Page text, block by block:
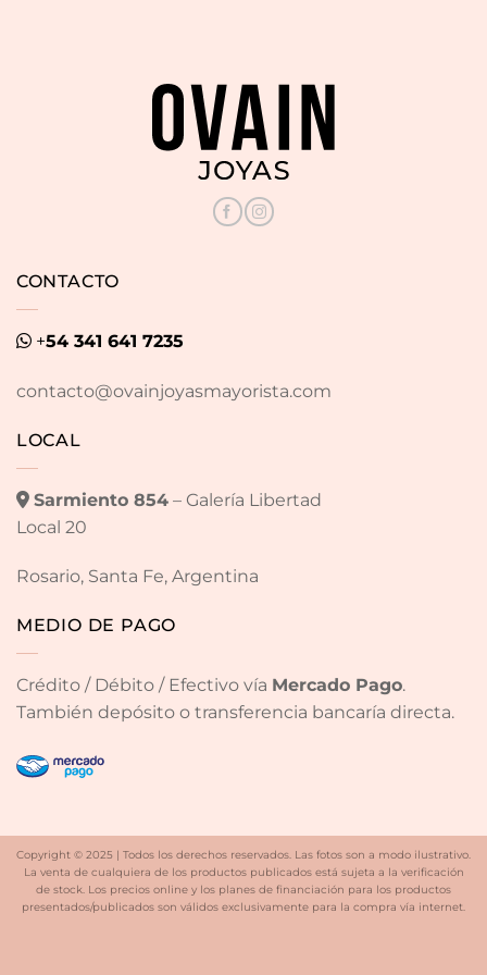
LOCAL
Sarmiento 854– Galería Libertad
Local 20
Rosario, Santa Fe, Argentina
MEDIO DE PAGO
Crédito / Débito / Efectivo vía Mercado Pago.
También depósito o transferencia bancaría directa.
CONTACTO
+54 341 641 7235
contacto@ovainjoyasmayorista.com
Copyright © 2025 | Todos los derechos reservados. Las fotos son a modo ilustrativo.
La venta de cualquiera de los productos publicados está sujeta a la verificación
de stock. Los precios online y los planes de financiación para los productos
presentados/publicados son válidos exclusivamente para la compra vía internet.